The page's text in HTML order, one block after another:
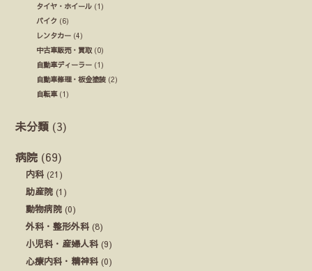
タイヤ・ホイール (1)
バイク (6)
レンタカー (4)
中古車販売・買取 (0)
自動車ディーラー (1)
自動車修理・板金塗装 (2)
自転車(1)
未分類 (3)
病院 (69)
内科 (21)
助産院 (1)
動物病院 (0)
外科・整形外科 (8)
小児科・産婦人科 (9)
心療内科・精神科 (0)